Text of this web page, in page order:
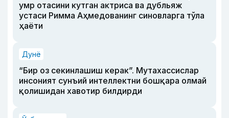
умр отасини кутган актриса ва дубльяж
устаси Римма Аҳмедованинг синовларга тўла
ҳаёти
Дунё
“Бир оз секинлашиш керак”. Мутахассислар
инсоният сунъий интеллектни бошқара олмай
қолишидан хавотир билдирди